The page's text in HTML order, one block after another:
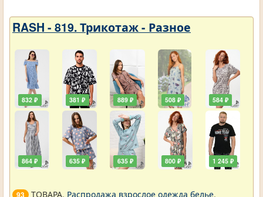
RASH - 819. Трикотаж - Разное
832 ₽
864 ₽
381 ₽
635 ₽
889 ₽
635 ₽
508 ₽
800 ₽
584 ₽
1 245 ₽
93 ТОВАРА. Распродажа взрослое одежда белье.